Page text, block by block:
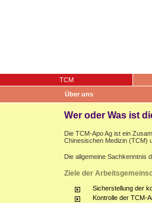
TCM
Über uns
Wer oder Was ist
Die TCM-Apo Ag ist ein
Chinesischen Medizin (TCM)
Die allgemeine Sachkenntnis
Ziele der
Sicherstellung der
Kontrolle der TCM-